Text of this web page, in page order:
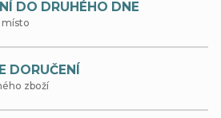
DO DRUHÉHO DNE
místo
DORUČENÍ
zboží